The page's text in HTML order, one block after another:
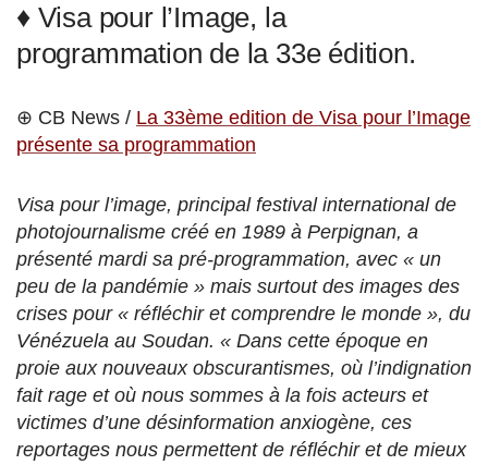
♦ Visa pour l’Image, la
programmation de la 33e édition.
⊕ CB News / La 33ème edition de Visa pour l’Image
présente sa programmation
Visa pour l’image, principal festival international de
photojournalisme créé en 1989 à Perpignan, a
présenté mardi sa pré-programmation, avec « un
peu de la pandémie » mais surtout des images des
crises pour « réfléchir et comprendre le monde », du
Vénézuela au Soudan. « Dans cette époque en
proie aux nouveaux obscurantismes, où l’indignation
fait rage et où nous sommes à la fois acteurs et
victimes d’une désinformation anxiogène, ces
reportages nous permettent de réfléchir et de mieux